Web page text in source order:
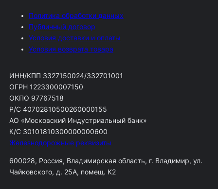
Политика обработки данных
Публичный договор
Условия доставки и оплаты
Условия возврата товара
ИНН/КПП 3327150024/332701001
ОГРН 1223300007150
ОКПО 97767518
Р/С 40702810500260000155
АО «Московский Индустриальный банк»
К/С 30101810300000000600
Железнодорожные реквизиты
600028, Россия, Владимирская область, г. Владимир, ул.
Чайковского, д. 25А, помещ. К2